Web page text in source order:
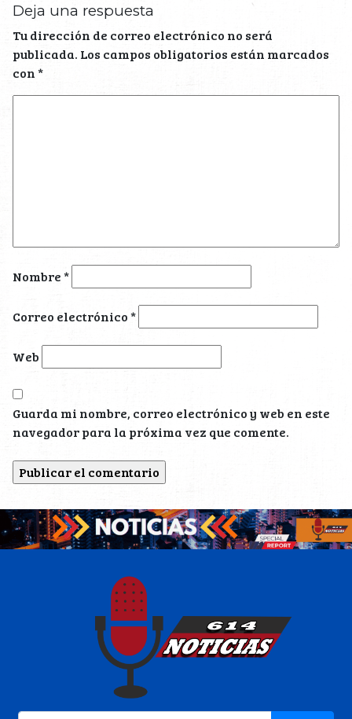
Deja una respuesta
Tu dirección de correo electrónico no será
publicada. Los campos obligatorios están marcados
con*
Nombre*
Correo electrónico*
Web
Guarda mi nombre, correo electrónico y web en este
navegador para la próxima vez que comente.